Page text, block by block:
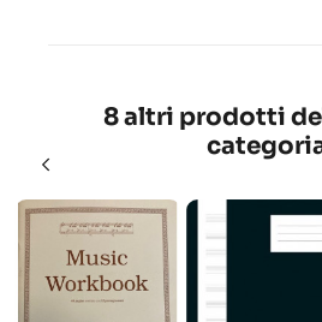
8 altri prodotti